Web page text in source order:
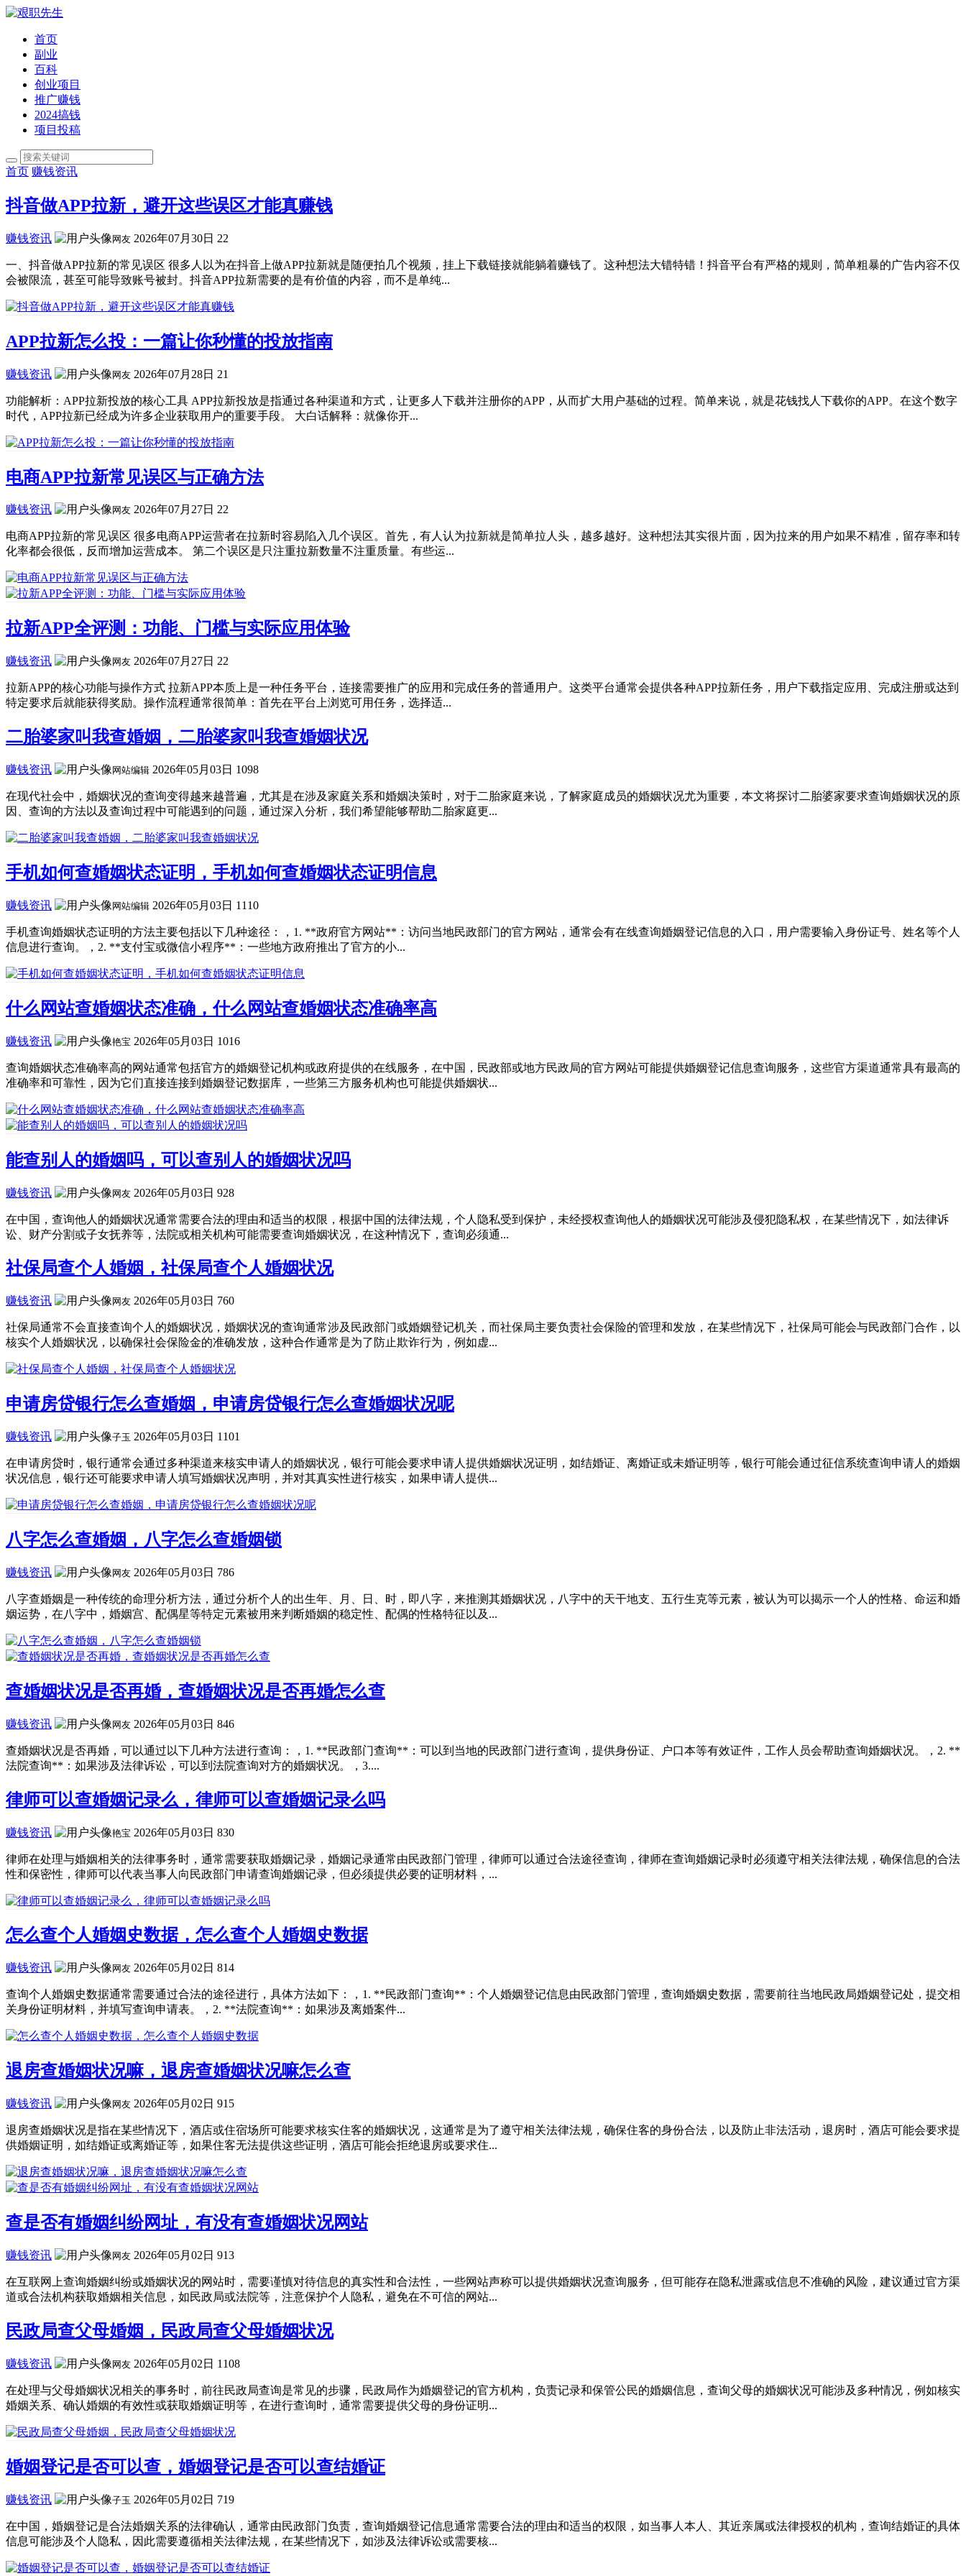
首页
副业
百科
创业项目
推广赚钱
2024搞钱
项目投稿
首页 赚钱资讯
抖音做APP拉新，避开这些误区才能真赚钱
赚钱资讯 网友 2026年07月30日 22
一、抖音做APP拉新的常见误区 很多人以为在抖音上做APP拉新就是随便拍几个视频，挂上下载链接就能躺着赚钱了。这种想法大错特错！抖音平台有严格的规则，简单粗暴的广告内容不仅
会被限流，甚至可能导致账号被封。抖音APP拉新需要的是有价值的内容，而不是单纯...
APP拉新怎么投：一篇让你秒懂的投放指南
赚钱资讯 网友 2026年07月28日 21
功能解析：APP拉新投放的核心工具 APP拉新投放是指通过各种渠道和方式，让更多人下载并注册你的APP，从而扩大用户基础的过程。简单来说，就是花钱找人下载你的APP。在这个数字
时代，APP拉新已经成为许多企业获取用户的重要手段。 大白话解释：就像你开...
电商APP拉新常见误区与正确方法
赚钱资讯 网友 2026年07月27日 22
电商APP拉新的常见误区 很多电商APP运营者在拉新时容易陷入几个误区。首先，有人认为拉新就是简单拉人头，越多越好。这种想法其实很片面，因为拉来的用户如果不精准，留存率和转
化率都会很低，反而增加运营成本。 第二个误区是只注重拉新数量不注重质量。有些运...
拉新APP全评测：功能、门槛与实际应用体验
赚钱资讯 网友 2026年07月27日 22
拉新APP的核心功能与操作方式 拉新APP本质上是一种任务平台，连接需要推广的应用和完成任务的普通用户。这类平台通常会提供各种APP拉新任务，用户下载指定应用、完成注册或达到
特定要求后就能获得奖励。操作流程通常很简单：首先在平台上浏览可用任务，选择适...
二胎婆家叫我查婚姻，二胎婆家叫我查婚姻状况
赚钱资讯 网站编辑 2026年05月03日 1098
在现代社会中，婚姻状况的查询变得越来越普遍，尤其是在涉及家庭关系和婚姻决策时，对于二胎家庭来说，了解家庭成员的婚姻状况尤为重要，本文将探讨二胎婆家要求查询婚姻状况的原
因、查询的方法以及查询过程中可能遇到的问题，通过深入分析，我们希望能够帮助二胎家庭更...
手机如何查婚姻状态证明，手机如何查婚姻状态证明信息
赚钱资讯 网站编辑 2026年05月03日 1110
手机查询婚姻状态证明的方法主要包括以下几种途径：，1. **政府官方网站**：访问当地民政部门的官方网站，通常会有在线查询婚姻登记信息的入口，用户需要输入身份证号、姓名等个人
信息进行查询。，2. **支付宝或微信小程序**：一些地方政府推出了官方的小...
什么网站查婚姻状态准确，什么网站查婚姻状态准确率高
赚钱资讯 艳宝 2026年05月03日 1016
查询婚姻状态准确率高的网站通常包括官方的婚姻登记机构或政府提供的在线服务，在中国，民政部或地方民政局的官方网站可能提供婚姻登记信息查询服务，这些官方渠道通常具有最高的
准确率和可靠性，因为它们直接连接到婚姻登记数据库，一些第三方服务机构也可能提供婚姻状...
能查别人的婚姻吗，可以查别人的婚姻状况吗
赚钱资讯 网友 2026年05月03日 928
在中国，查询他人的婚姻状况通常需要合法的理由和适当的权限，根据中国的法律法规，个人隐私受到保护，未经授权查询他人的婚姻状况可能涉及侵犯隐私权，在某些情况下，如法律诉
讼、财产分割或子女抚养等，法院或相关机构可能需要查询婚姻状况，在这种情况下，查询必须通...
社保局查个人婚姻，社保局查个人婚姻状况
赚钱资讯 网友 2026年05月03日 760
社保局通常不会直接查询个人的婚姻状况，婚姻状况的查询通常涉及民政部门或婚姻登记机关，而社保局主要负责社会保险的管理和发放，在某些情况下，社保局可能会与民政部门合作，以
核实个人婚姻状况，以确保社会保险金的准确发放，这种合作通常是为了防止欺诈行为，例如虚...
申请房贷银行怎么查婚姻，申请房贷银行怎么查婚姻状况呢
赚钱资讯 子玉 2026年05月03日 1101
在申请房贷时，银行通常会通过多种渠道来核实申请人的婚姻状况，银行可能会要求申请人提供婚姻状况证明，如结婚证、离婚证或未婚证明等，银行可能会通过征信系统查询申请人的婚姻
状况信息，银行还可能要求申请人填写婚姻状况声明，并对其真实性进行核实，如果申请人提供...
八字怎么查婚姻，八字怎么查婚姻锁
赚钱资讯 网友 2026年05月03日 786
八字查婚姻是一种传统的命理分析方法，通过分析个人的出生年、月、日、时，即八字，来推测其婚姻状况，八字中的天干地支、五行生克等元素，被认为可以揭示一个人的性格、命运和婚
姻运势，在八字中，婚姻宫、配偶星等特定元素被用来判断婚姻的稳定性、配偶的性格特征以及...
查婚姻状况是否再婚，查婚姻状况是否再婚怎么查
赚钱资讯 网友 2026年05月03日 846
查婚姻状况是否再婚，可以通过以下几种方法进行查询：，1. **民政部门查询**：可以到当地的民政部门进行查询，提供身份证、户口本等有效证件，工作人员会帮助查询婚姻状况。，2. **
法院查询**：如果涉及法律诉讼，可以到法院查询对方的婚姻状况。，3....
律师可以查婚姻记录么，律师可以查婚姻记录么吗
赚钱资讯 艳宝 2026年05月03日 830
律师在处理与婚姻相关的法律事务时，通常需要获取婚姻记录，婚姻记录通常由民政部门管理，律师可以通过合法途径查询，律师在查询婚姻记录时必须遵守相关法律法规，确保信息的合法
性和保密性，律师可以代表当事人向民政部门申请查询婚姻记录，但必须提供必要的证明材料，...
怎么查个人婚姻史数据，怎么查个人婚姻史数据
赚钱资讯 网友 2026年05月02日 814
查询个人婚姻史数据通常需要通过合法的途径进行，具体方法如下：，1. **民政部门查询**：个人婚姻登记信息由民政部门管理，查询婚姻史数据，需要前往当地民政局婚姻登记处，提交相
关身份证明材料，并填写查询申请表。，2. **法院查询**：如果涉及离婚案件...
退房查婚姻状况嘛，退房查婚姻状况嘛怎么查
赚钱资讯 网友 2026年05月02日 915
退房查婚姻状况是指在某些情况下，酒店或住宿场所可能要求核实住客的婚姻状况，这通常是为了遵守相关法律法规，确保住客的身份合法，以及防止非法活动，退房时，酒店可能会要求提
供婚姻证明，如结婚证或离婚证等，如果住客无法提供这些证明，酒店可能会拒绝退房或要求住...
查是否有婚姻纠纷网址，有没有查婚姻状况网站
赚钱资讯 网友 2026年05月02日 913
在互联网上查询婚姻纠纷或婚姻状况的网站时，需要谨慎对待信息的真实性和合法性，一些网站声称可以提供婚姻状况查询服务，但可能存在隐私泄露或信息不准确的风险，建议通过官方渠
道或合法机构获取婚姻相关信息，如民政局或法院等，注意保护个人隐私，避免在不可信的网站...
民政局查父母婚姻，民政局查父母婚姻状况
赚钱资讯 网友 2026年05月02日 1108
在处理与父母婚姻状况相关的事务时，前往民政局查询是常见的步骤，民政局作为婚姻登记的官方机构，负责记录和保管公民的婚姻信息，查询父母的婚姻状况可能涉及多种情况，例如核实
婚姻关系、确认婚姻的有效性或获取婚姻证明等，在进行查询时，通常需要提供父母的身份证明...
婚姻登记是否可以查，婚姻登记是否可以查结婚证
赚钱资讯 子玉 2026年05月02日 719
在中国，婚姻登记是合法婚姻关系的法律确认，通常由民政部门负责，查询婚姻登记信息通常需要合法的理由和适当的权限，如当事人本人、其近亲属或法律授权的机构，查询结婚证的具体
信息可能涉及个人隐私，因此需要遵循相关法律法规，在某些情况下，如涉及法律诉讼或需要核...